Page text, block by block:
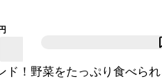
！野菜をたっぷり食べら